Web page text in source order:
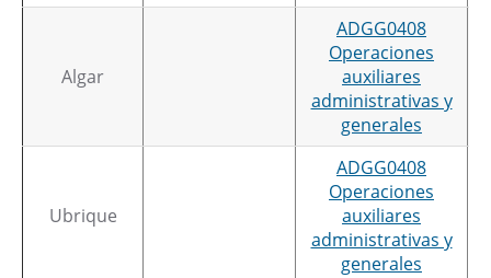
Algar
ADGG0408
Operaciones
auxiliares
administrativas y
generales
Ubrique
ADGG0408
Operaciones
auxiliares
administrativas y
generales